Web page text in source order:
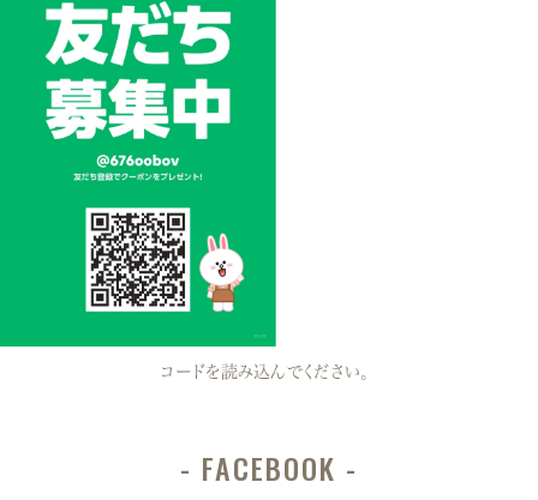
コードを読み込んでください。
FACEBOOK